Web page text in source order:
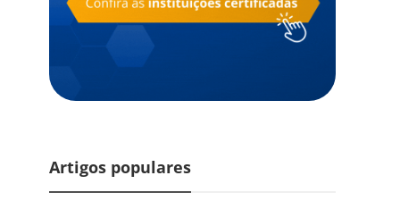
Artigos populares